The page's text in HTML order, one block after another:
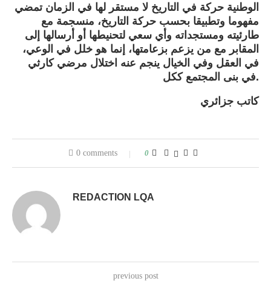
الوطنية حركة في التاريخ لا مستقر لها في الزمان تمضي
مفهوما وتطبيقا بحسب حركة التاريخ، منسجمة مع
طارئيته ومستجداته وأي سعي لتحنيطها أو أرسالها إلى
المقابر مع من يزعم بزعامتها، إنما هو خلل في الوعي،
في العقل وفي الخيال ينجم عنه اختلال مرضي كارثي
في بنى المجتمع ككل.
كاتب جزائري
0 comments 0
REDACTION LQA
previous post